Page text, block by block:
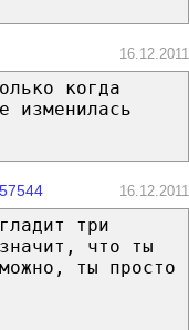
16.12.2011
когда
изменилась
16.12.2011
три
что ты
ты просто